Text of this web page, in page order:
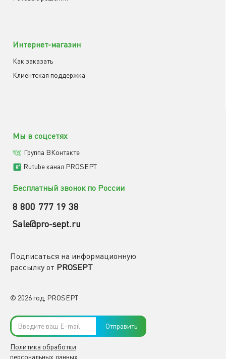
Интернет-магазин
Как заказать
Клиентская поддержка
Мы в соцсетях
Группа ВКонтакте
Rutube канал PROSEPT
Бесплатный звонок по России
8 800 777 19 38
Sale@pro-sept.ru
Подписаться на информационную
рассылку от PROSEPT
© 2026 год, PROSEPT
Отправить
Политика обработки
персональных данных